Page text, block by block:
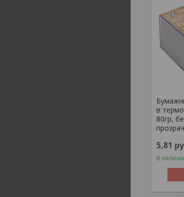
в
80гр,
5,81
В